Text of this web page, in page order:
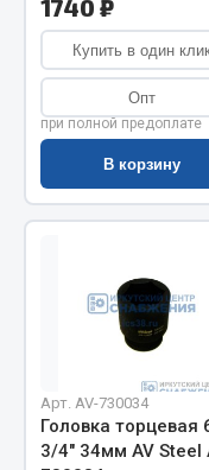
Рукава высокого
Весь раздел
Блоки реле и
Вилки нагрузочные
Выключатели и
Выключатели
Выключатель массы
Изолента
1740 ₽
Купить в один
Опт
при полной предоплате
В корзину
Арт. AV-730034
Головка торцевая
3/4" 34мм AV Steel